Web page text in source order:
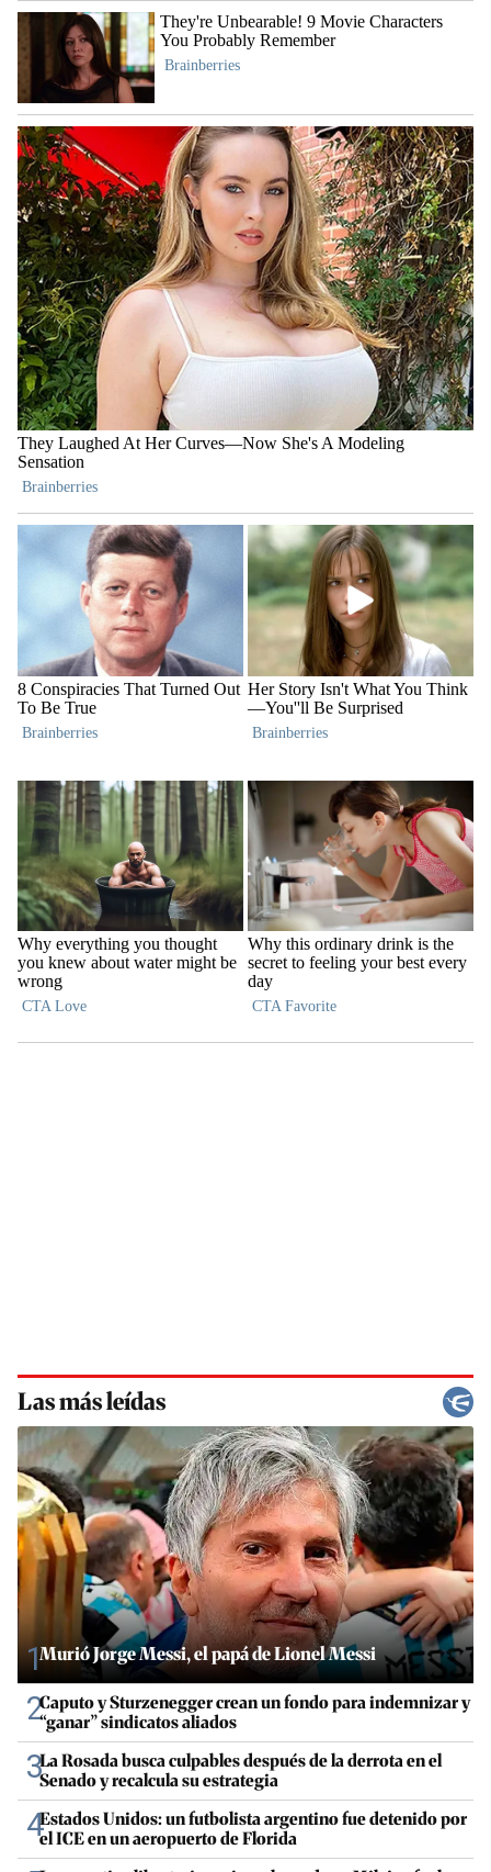
Las más leídas
1Murió Jorge Messi, el papá de Lionel Messi
2Caputo y Sturzenegger crean un fondo para indemnizar y
“ganar” sindicatos aliados
3La Rosada busca culpables después de la derrota en el
Senado y recalcula su estrategia
4Estados Unidos: un futbolista argentino fue detenido por
el ICE en un aeropuerto de Florida